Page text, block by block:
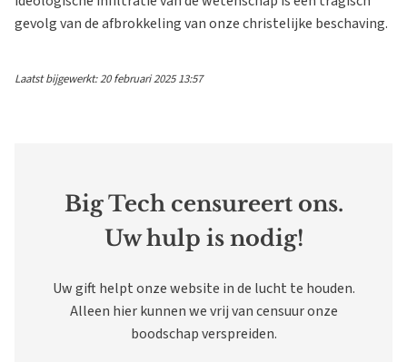
gevolg van de afbrokkeling van onze christelijke beschaving.
Laatst bijgewerkt: 20 februari 2025 13:57
Big Tech censureert ons.
Uw hulp is nodig!
Uw gift helpt onze website in de lucht te houden.
Alleen hier kunnen we vrij van censuur onze
boodschap verspreiden.